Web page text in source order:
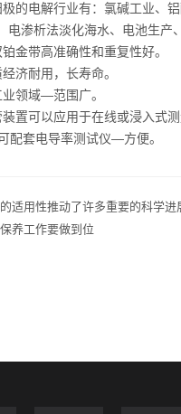
电解行业有：氯碱工业、铝
电渗析法淡化海水、电池生产
带高准确性和重复性好。
耐用，长寿命。
领域—范围广。
可以应用于在线或浸入式测
配套电导率测试仪—方便。
适用性推动了许多重要的科学进
养工作要做到位